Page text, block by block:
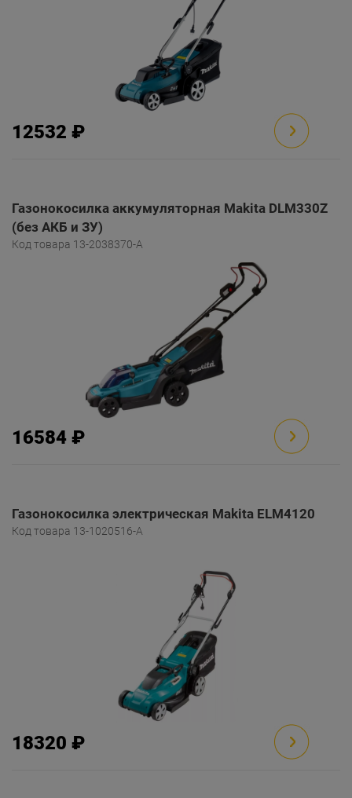
12532 ₽
Газонокосилка аккумуляторная Makita DLM330Z
(без АКБ и ЗУ)
Код товара 13-2038370-A
16584 ₽
Газонокосилка электрическая Makita ELM4120
Код товара 13-1020516-A
18320 ₽